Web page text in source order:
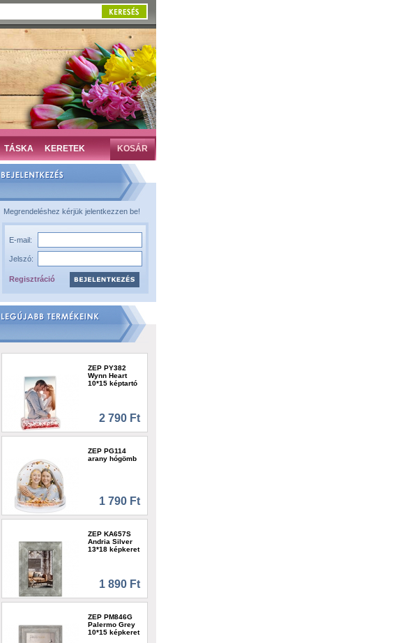
TÁSKA KERETEK KOSÁR
Megrendeléshez kérjük jelentkezzen be!
E-mail:
Jelszó:
Regisztráció
ZEP PY382
Wynn Heart
10*15 képtartó
2 790 Ft
ZEP PG114
arany hógömb
1 790 Ft
ZEP KA657S
Andria Silver
13*18 képkeret
1 890 Ft
ZEP PM846G
Palermo Grey
10*15 képkeret